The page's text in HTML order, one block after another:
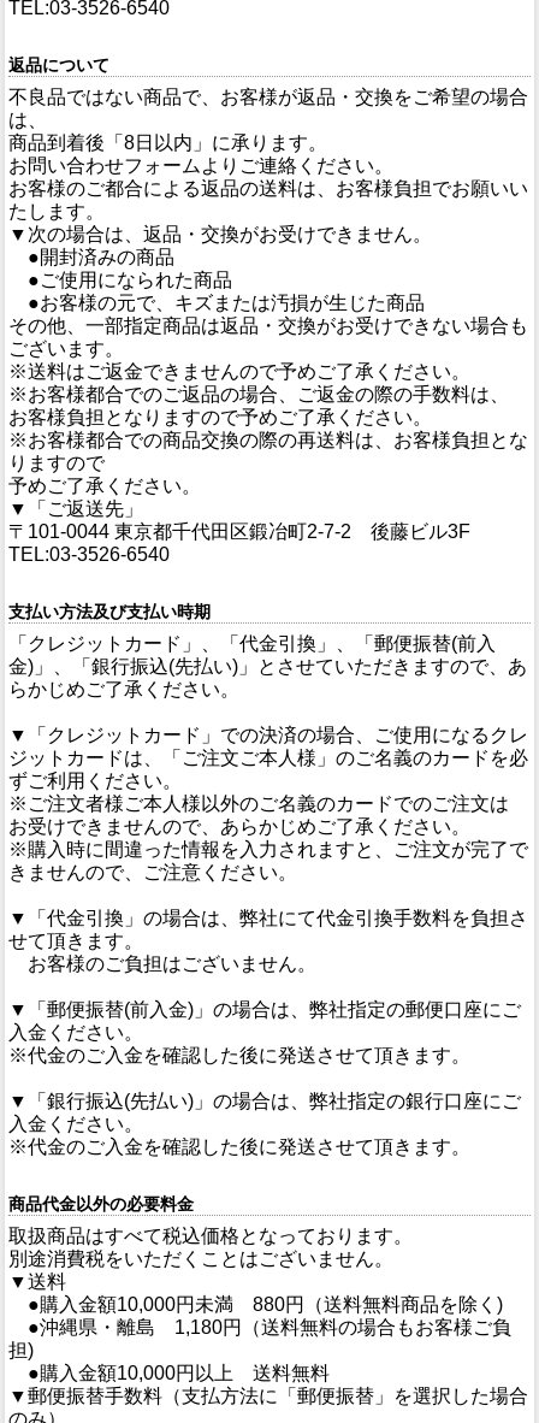
TEL:03-3526-6540
返品について
不良品ではない商品で、お客様が返品・交換をご希望の場合
は、
商品到着後「8日以内」に承ります。
お問い合わせフォームよりご連絡ください。
お客様のご都合による返品の送料は、お客様負担でお願いい
たします。
▼次の場合は、返品・交換がお受けできません。
●開封済みの商品
●ご使用になられた商品
●お客様の元で、キズまたは汚損が生じた商品
その他、一部指定商品は返品・交換がお受けできない場合も
ございます。
※送料はご返金できませんので予めご了承ください。
※お客様都合でのご返品の場合、ご返金の際の手数料は、
お客様負担となりますので予めご了承ください。
※お客様都合での商品交換の際の再送料は、お客様負担とな
りますので
予めご了承ください。
▼「ご返送先」
〒101-0044 東京都千代田区鍛冶町2-7-2 後藤ビル3F
TEL:03-3526-6540
支払い方法及び支払い時期
「クレジットカード」、「代金引換」、「郵便振替(前入
金)」、「銀行振込(先払い)」とさせていただきますので、あ
らかじめご了承ください。
▼「クレジットカード」での決済の場合、ご使用になるクレ
ジットカードは、「ご注文ご本人様」のご名義のカードを必
ずご利用ください。
※ご注文者様ご本人様以外のご名義のカードでのご注文は
お受けできませんので、あらかじめご了承ください。
※購入時に間違った情報を入力されますと、ご注文が完了で
きませんので、ご注意ください。
▼「代金引換」の場合は、弊社にて代金引換手数料を負担さ
せて頂きます。
お客様のご負担はございません。
▼「郵便振替(前入金)」の場合は、弊社指定の郵便口座にご
入金ください。
※代金のご入金を確認した後に発送させて頂きます。
▼「銀行振込(先払い)」の場合は、弊社指定の銀行口座にご
入金ください。
※代金のご入金を確認した後に発送させて頂きます。
商品代金以外の必要料金
取扱商品はすべて税込価格となっております。
別途消費税をいただくことはございません。
▼送料
●購入金額10,000円未満 880円（送料無料商品を除く)
●沖縄県・離島 1,180円（送料無料の場合もお客様ご負
担)
●購入金額10,000円以上 送料無料
▼郵便振替手数料（支払方法に「郵便振替」を選択した場合
のみ）